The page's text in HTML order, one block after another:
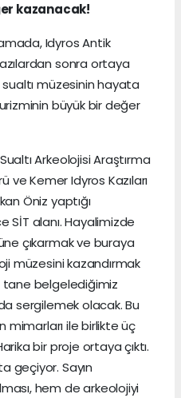
kazanacak!
Idyros Antik
sonra ortaya
müzesinin hayata
büyük bir değer
Arkeolojisi Araştırma
ve Kemer Idyros Kazıları
Öniz yaptığı
SİT alanı. Hayalimizde
çıkarmak ve buraya
müzesini kazandırmak
tane belgelediğimiz
sergilemek olacak. Bu
mimarları ile birlikte üç
bir proje ortaya çıktı.
geçiyor. Sayın
hem de arkeolojiyi